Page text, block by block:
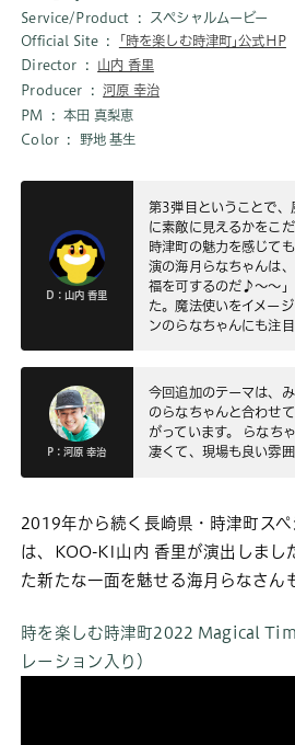
Service/Product
スペシャルムービー
Official Site
｢時を楽しむ時津町｣公式HP
Director
山内 香里
Producer
河原 幸治
PM
本田 真梨恵
Color
野地 基生
D：山内 香里
第3弾目ということで、
に素敵に見えるかをこ
時津町の魅力を感じて
演の海月らなちゃんは
福を可するのだ♪～～
た。魔法使いをイメー
ンのらなちゃんにも注目
P：河原 幸治
今回追加のテーマは、
のらなちゃんと合わせ
がっています。 らなち
凄くて、現場も良い雰囲
2019年から続く長崎県・時津町スペ
は、KOO-KI山内 香里が演出しまし
た新たな一面を魅せる海月らなさん
時を楽しむ時津町2022 Magical
レーション入り）